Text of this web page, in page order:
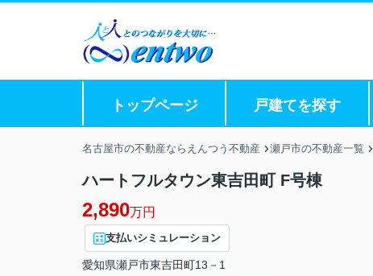
トップページ 戸建てを探す
名古屋市の不動産ならえんつう不動産 瀬戸市の不動産一覧
ハートフルタウン東吉田町 F号棟
2,890万円
支払いシミュレーション
愛知県瀬戸市東吉田町13－1